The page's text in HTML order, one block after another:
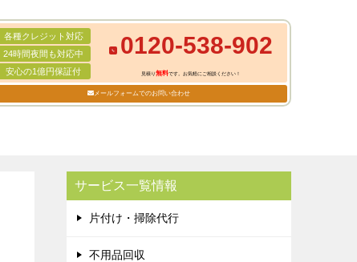
各種クレジット対応
24時間夜間も対応中
安心の1億円保証付
0120-538-902
見積り無料です。お気軽にご相談ください！
メールフォームでのお問い合わせ
サービス一覧情報
片付け・掃除代行
不用品回収